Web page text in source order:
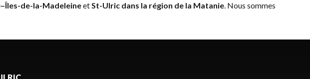
de-la-MadeleineetSt-Ulric dans la région de la Matanie. Nous sommes